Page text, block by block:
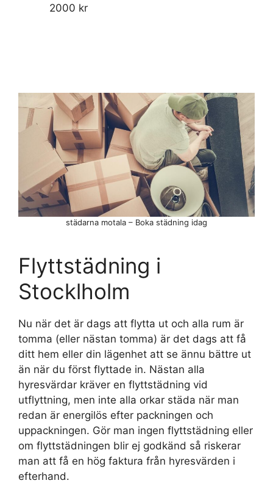
2000 kr
Flyttstädning i
Stocklholm
Nu när det är dags att flytta ut och alla rum är
tomma (eller nästan tomma) är det dags att få
ditt hem eller din lägenhet att se ännu bättre ut
än när du först flyttade in. Nästan alla
hyresvärdar kräver en flyttstädning vid
utflyttning, men inte alla orkar städa när man
redan är energilös efter packningen och
uppackningen. Gör man ingen flyttstädning eller
om flyttstädningen blir ej godkänd så riskerar
man att få en hög faktura från hyresvärden i
efterhand.
städarna motala – Boka städning idag